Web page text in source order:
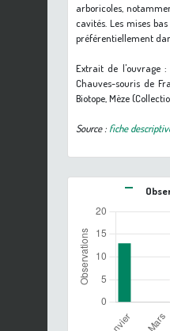
arboricoles,
cavités. Les mises
préférentiellement
Extrait de l'ouvrage :
Chauves-souris de
Biotope, Mèze
Source : fiche